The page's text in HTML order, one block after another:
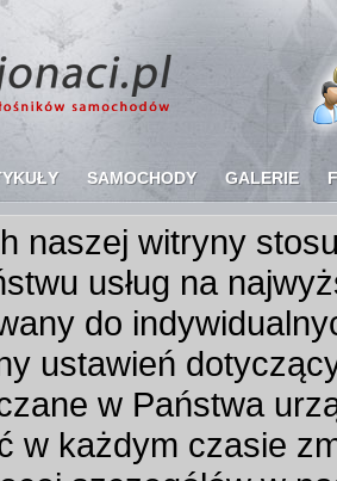
SAMOCHODY GALERIE
naszej witryny
usług na
do
ustawień
w Państwa
w każdym czasie